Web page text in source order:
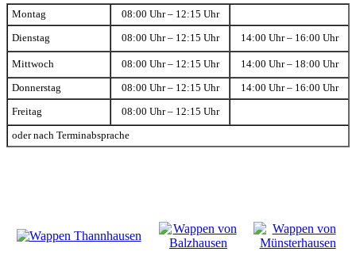
Montag 08:00 Uhr – 12:15 Uhr
Dienstag 08:00 Uhr – 12:15 Uhr 14:00 Uhr – 16:00 Uhr
Mittwoch 08:00 Uhr – 12:15 Uhr 14:00 Uhr – 18:00 Uhr
Donnerstag 08:00 Uhr – 12:15 Uhr 14:00 Uhr – 16:00 Uhr
Freitag 08:00 Uhr – 12:15 Uhr
oder nach Terminabsprache